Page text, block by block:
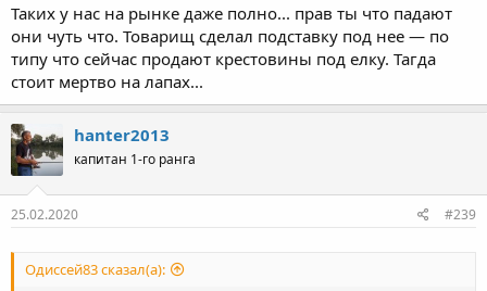
Таких у нас на рынке даже полно... прав ты что падают
они чуть что. Товарищ сделал подставку под нее — по
типу что сейчас продают крестовины под елку. Тагда
стоит мертво на лапах...
hanter2013
капитан 1-го ранга
25.02.2020 #239
Одиссей83 сказал(а):